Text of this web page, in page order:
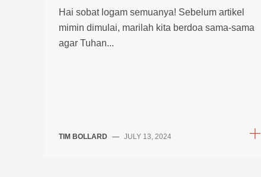
Hai sobat logam semuanya! Sebelum artikel
mimin dimulai, marilah kita berdoa sama-sama
agar Tuhan...
TIM BOLLARD — JULY 13, 2024